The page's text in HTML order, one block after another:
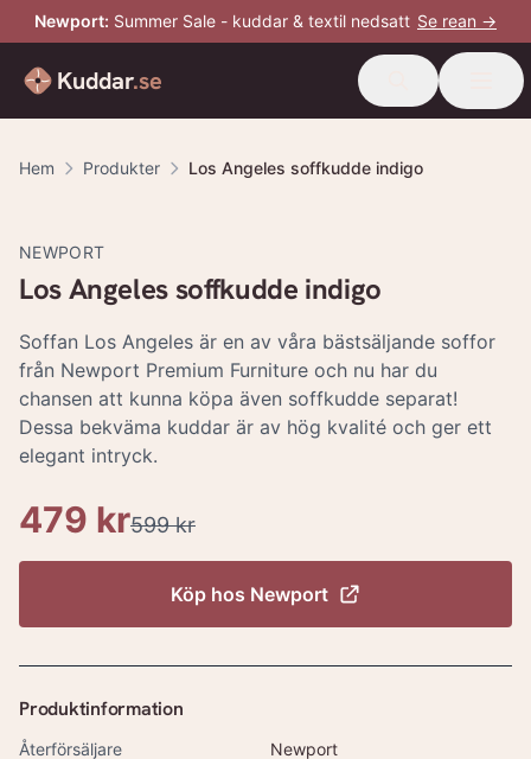
Newport: Summer Sale - kuddar & textil nedsatt Se rean →
Kuddar.se
Hem Produkter Los Angeles soffkudde indigo
NEWPORT
Los Angeles soffkudde indigo
Soffan Los Angeles är en av våra bästsäljande soffor
från Newport Premium Furniture och nu har du
chansen att kunna köpa även soffkudde separat!
Dessa bekväma kuddar är av hög kvalité och ger ett
elegant intryck.
479 kr599 kr
Köp hos Newport
Produktinformation
Återförsäljare
Newport